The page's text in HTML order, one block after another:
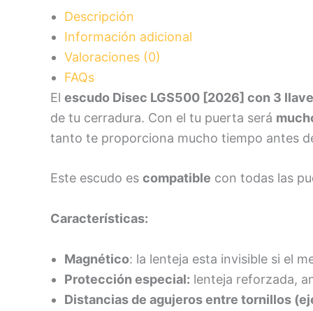
Descripción
Información adicional
Valoraciones (0)
FAQs
El escudo Disec LGS500 [2026] con 3
de tu cerradura. Con el tu puerta será
tanto te proporciona mucho tiempo antes
Este escudo es compatible con todas las
Características:
Magnético: la lenteja esta invisible si el
Protección especial: lenteja reforzada,
Distancias de agujeros entre tornillos